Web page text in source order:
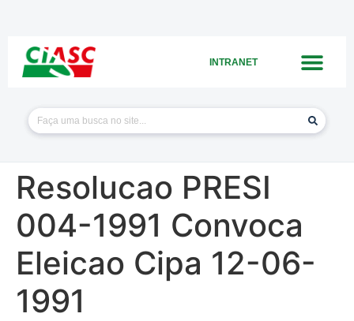
INTRANET
Resolucao PRESI
004-1991 Convoca
Eleicao Cipa 12-06-
1991